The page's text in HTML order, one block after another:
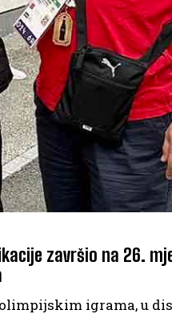
završio na 26.
igrama, u